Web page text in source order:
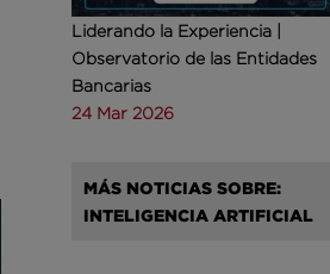
Liderando la Experiencia |
Observatorio de las Entidades
Bancarias
24 Mar 2026
MÁS NOTICIAS SOBRE:
INTELIGENCIA ARTIFICIAL